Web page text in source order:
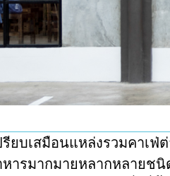
บเสมือนแหล่งรวมคาเฟ่ต่
หารมากมายหลากหลายช